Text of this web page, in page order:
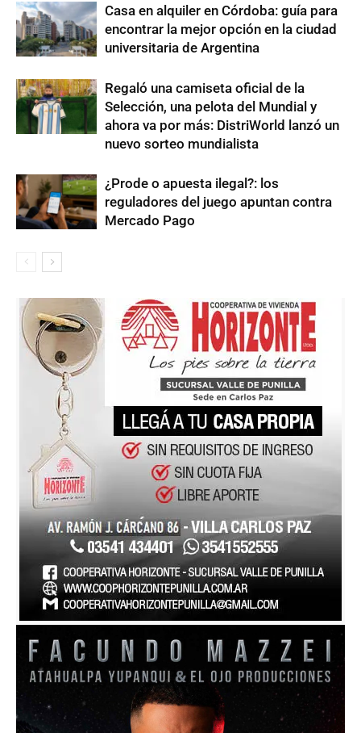
Casa en alquiler en Córdoba: guía para
encontrar la mejor opción en la ciudad
universitaria de Argentina
Regaló una camiseta oficial de la
Selección, una pelota del Mundial y
ahora va por más: DistriWorld lanzó un
nuevo sorteo mundialista
¿Prode o apuesta ilegal?: los
reguladores del juego apuntan contra
Mercado Pago